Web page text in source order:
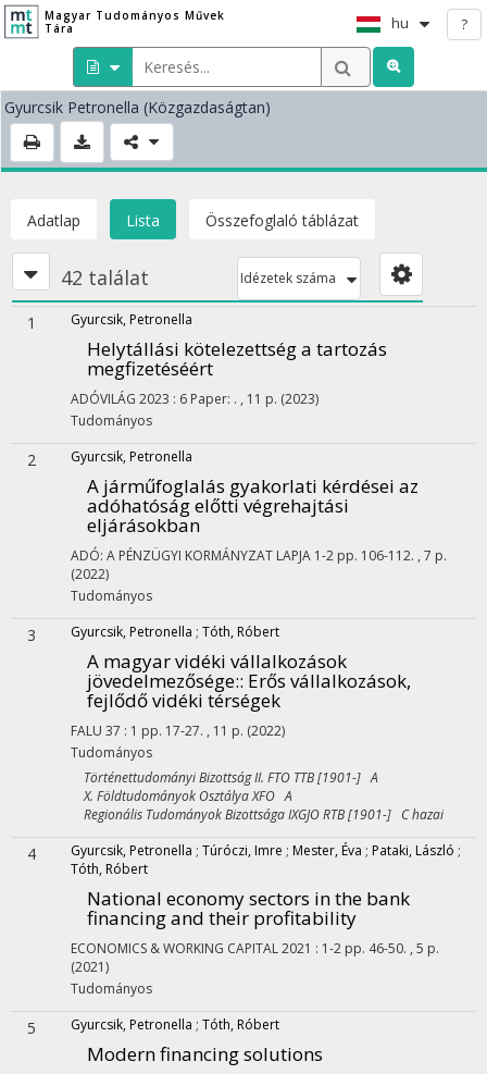
Magyar Tudományos Művek
Tára
hu ?
Gyurcsik Petronella (Közgazdaságtan)
Adatlap Lista Összefoglaló táblázat
42 találat Idézetek száma
1 Gyurcsik, Petronella
Helytállási kötelezettség a tartozás
megfizetéséért
ADÓVILÁG 2023 : 6 Paper: . , 11 p. (2023)
Tudományos
2 Gyurcsik, Petronella
A járműfoglalás gyakorlati kérdései az
adóhatóság előtti végrehajtási
eljárásokban
ADÓ: A PÉNZÜGYI KORMÁNYZAT LAPJA 1-2 pp. 106-112. , 7 p.
(2022)
Tudományos
3 Gyurcsik, Petronella ; Tóth, Róbert
A magyar vidéki vállalkozások
jövedelmezősége:: Erős vállalkozások,
fejlődő vidéki térségek
FALU 37 : 1 pp. 17-27. , 11 p. (2022)
Tudományos
Történettudományi Bizottság II. FTO TTB [1901-] A
X. Földtudományok Osztálya XFO A
Regionális Tudományok Bizottsága IXGJO RTB [1901-] C hazai
4 Gyurcsik, Petronella ; Túróczi, Imre ; Mester, Éva ; Pataki, László ;
Tóth, Róbert
National economy sectors in the bank
financing and their profitability
ECONOMICS & WORKING CAPITAL2021 : 1-2 pp. 46-50. , 5 p.
(2021)
Tudományos
5 Gyurcsik, Petronella ; Tóth, Róbert
Modern financing solutions